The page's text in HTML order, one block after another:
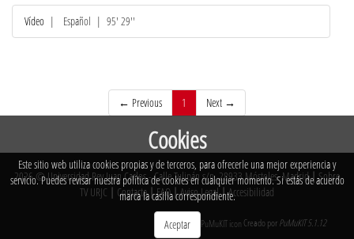
Vídeo | Español | 95' 29''
← Previous 1 (current)Next →
2026 © Universidad Rey Juan Carlos - Calle Tulipán s/n. 28933 Móstoles. Madrid| Sobre
TV URJC | Contacta |FAQ |Aviso Legal|Accesibilidad
Creado porPuMuKIT 5.1.12
Cookies
Este sitio web utiliza cookies propias y de terceros, para ofrecerle una mejor experiencia y
servicio. Puedes revisar nuestra política de cookies en cualquier momento. Si estás de acuerdo
marca la casilla correspondiente.
Aceptar